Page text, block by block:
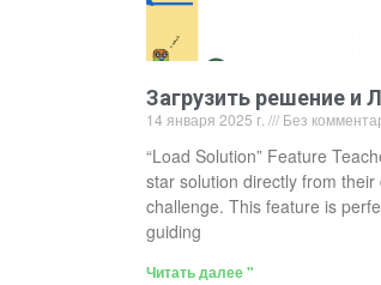
Загрузить решение и
14 января 2025 г. Без
“Load Solution” Feature
star solution directly from
challenge. This feature is
guiding
Читать далее "